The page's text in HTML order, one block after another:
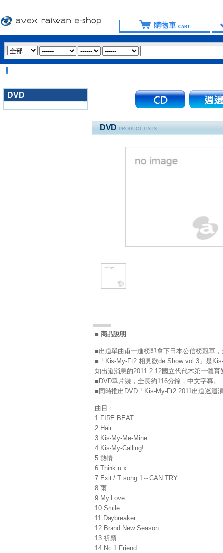
DVD
DVD PRODUCT LISTS
■ 商品說明
■出道單曲甫一進榜即拿下日本公信榜冠軍
■「Kis-My-Ft2 相見歡de Show vol.3」是
知出道消息的2011.2.12國立代代木第一體育
■DVD單片裝，全長約116分鐘，中文字幕。
■同時推出DVD「Kis-My-Ft2 2011出道巡迴
曲目：
1.FIRE BEAT
2.Hair
3.Kis-My-Me-Mine
4.Kis-My-Calling!
5.熱情
6.Think u x.
7.Exit / T song 1～CAN TRY
8.雨
9.My Love
10.Smile
11.Daybreaker
12.Brand New Season
13.祈願
14.No.1 Friend